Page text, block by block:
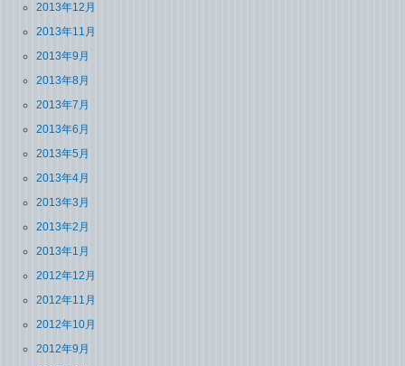
2013年12月
2013年11月
2013年9月
2013年8月
2013年7月
2013年6月
2013年5月
2013年4月
2013年3月
2013年2月
2013年1月
2012年12月
2012年11月
2012年10月
2012年9月